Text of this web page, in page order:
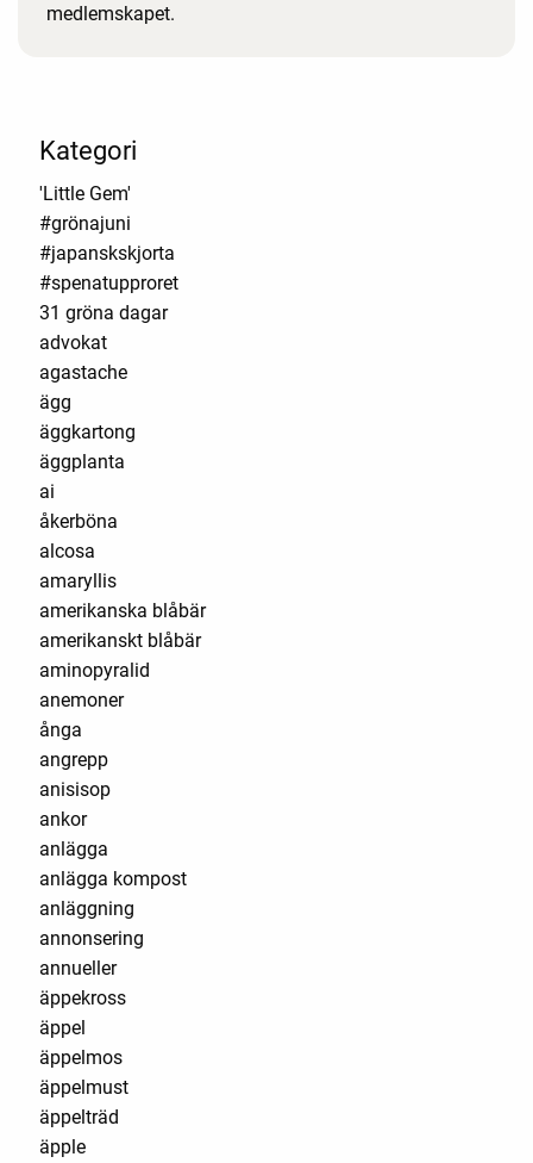
medlemskapet.
Kategori
'Little Gem'
#grönajuni
#japanskskjorta
#spenatupproret
31 gröna dagar
advokat
agastache
ägg
äggkartong
äggplanta
ai
åkerböna
alcosa
amaryllis
amerikanska blåbär
amerikanskt blåbär
aminopyralid
anemoner
ånga
angrepp
anisisop
ankor
anlägga
anlägga kompost
anläggning
annonsering
annueller
äppekross
äppel
äppelmos
äppelmust
äppelträd
äpple